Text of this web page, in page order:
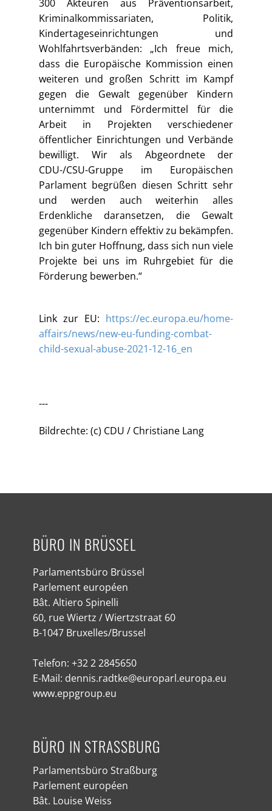
300 Akteuren aus Präventionsarbeit,
Kriminalkommissariaten, Politik,
Kindertageseinrichtungen und
Wohlfahrtsverbänden: „Ich freue mich,
dass die Europäische Kommission einen
weiteren und großen Schritt im Kampf
gegen die Gewalt gegenüber Kindern
unternimmt und Fördermittel für die
Arbeit in Projekten verschiedener
öffentlicher Einrichtungen und Verbände
bewilligt. Wir als Abgeordnete der
CDU-/CSU-Gruppe im Europäischen
Parlament begrüßen diesen Schritt sehr
und werden auch weiterhin alles
Erdenkliche daransetzen, die Gewalt
gegenüber Kindern effektiv zu bekämpfen.
Ich bin guter Hoffnung, dass sich nun viele
Projekte bei uns im Ruhrgebiet für die
Förderung bewerben.“
Link zur EU: https://ec.europa.eu/home-
affairs/news/new-eu-funding-combat-
child-sexual-abuse-2021-12-16_en
---
Bildrechte: (c) CDU / Christiane Lang
BÜRO IN BRÜSSEL
Parlamentsbüro Brüssel
Parlement européen
Bât. Altiero Spinelli
60, rue Wiertz / Wiertzstraat 60
B-1047 Bruxelles/Brussel
Telefon: +32 2 2845650
E-Mail: dennis.radtke@europarl.europa.eu
www.eppgroup.eu
BÜRO IN STRASSBURG
Parlamentsbüro Straßburg
Parlement européen
Bât. Louise Weiss